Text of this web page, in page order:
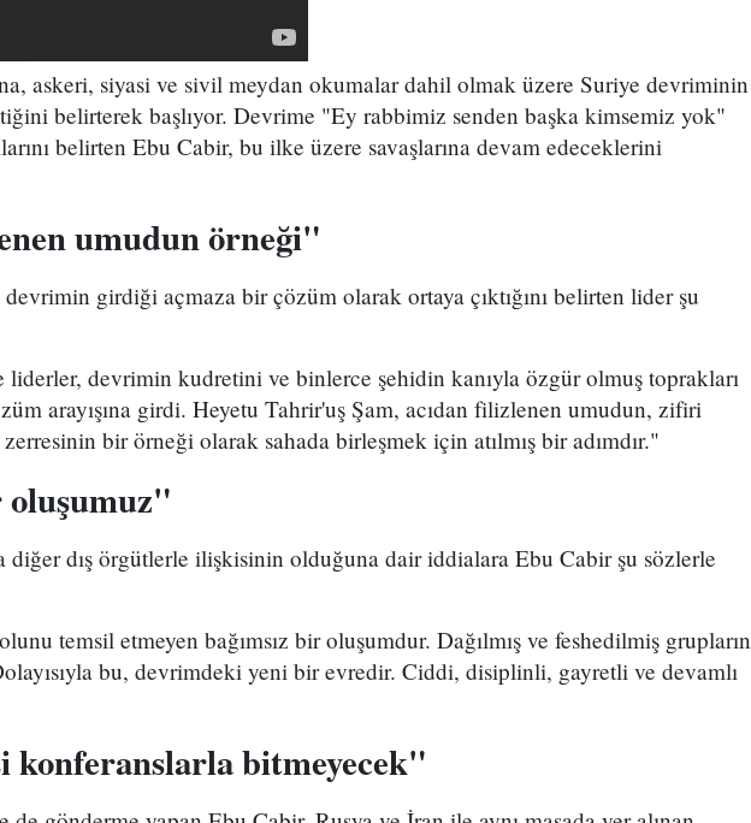
askeri, siyasi ve sivil meydan okumalar dahil olmak üzere Suriye devriminin
belirterek başlıyor. Devrime "Ey rabbimiz senden başka kimsemiz yok"
belirten Ebu Cabir, bu ilke üzere savaşlarına devam edeceklerini
umudun örneği"
girdiği açmaza bir çözüm olarak ortaya çıktığını belirten lider şu
devrimin kudretini ve binlerce şehidin kanıyla özgür olmuş toprakları
arayışına girdi. Heyetu Tahrir'uş Şam, acıdan filizlenen umudun, zifiri
zerresinin bir örneği olarak sahada birleşmek için atılmış bir adımdır."
oluşumuz"
diğer dış örgütlerle ilişkisinin olduğuna dair iddialara Ebu Cabir şu sözlerle
temsil etmeyen bağımsız bir oluşumdur. Dağılmış ve feshedilmiş grupların
bu, devrimdeki yeni bir evredir. Ciddi, disiplinli, gayretli ve devamlı
konferanslarla bitmeyecek"